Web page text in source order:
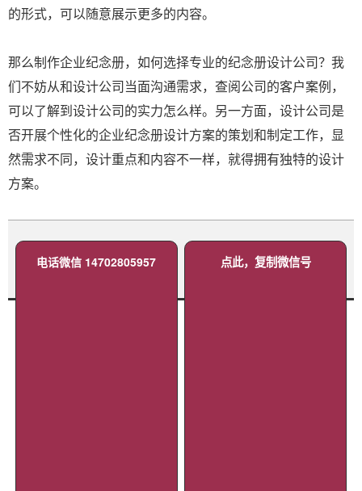
的形式，可以随意展示更多的内容。
那么制作企业纪念册，如何选择专业的纪念册设计公司？我
们不妨从和设计公司当面沟通需求，查阅公司的客户案例，
可以了解到设计公司的实力怎么样。另一方面，设计公司是
否开展个性化的企业纪念册设计方案的策划和制定工作，显
然需求不同，设计重点和内容不一样，就得拥有独特的设计
方案。
电话微信 14702805957 点此，复制微信号